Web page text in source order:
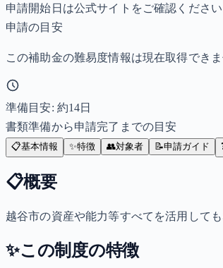
申請開始日は公式サイトをご確認ください
申請の目安
この補助金の難易度情報は現在取得でき
準備目安: 約14日
書類準備から申請完了までの目安
📋基本情報 ✨特徴 👥対象者 📝申請ガイド
📋概要
越谷市の資産や能力等すべてを活用して
✨この制度の特徴